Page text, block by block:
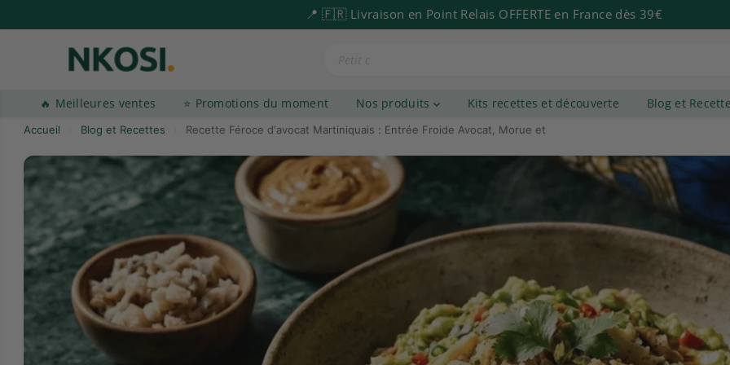
📍 🇫🇷 Livraison en Point Relais OFFERTE en France dès 39€
🔥 Meilleures ventes ⭐️ Promotions du moment Nos produits Kits recettes et découverte Blog et
Accueil Blog et Recettes Recette Féroce d'avocat Martiniquais : Entrée Froide Avocat, Morue et